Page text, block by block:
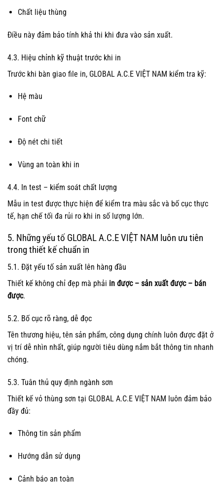
Chất liệu thùng
Điều này đảm bảo tính khả thi khi đưa vào sản xuất.
4.3. Hiệu chỉnh kỹ thuật trước khi in
Trước khi bàn giao file in, GLOBAL A.C.E VIỆT NAM kiểm tra kỹ:
Hệ màu
Font chữ
Độ nét chi tiết
Vùng an toàn khi in
4.4. In test – kiểm soát chất lượng
Mẫu in test được thực hiện để kiểm tra màu sắc và bố cục thực
tế, hạn chế tối đa rủi ro khi in số lượng lớn.
5. Những yếu tố GLOBAL A.C.E VIỆT NAM luôn ưu tiên
trong thiết kế chuẩn in
5.1. Đặt yếu tố sản xuất lên hàng đầu
Thiết kế không chỉ đẹp mà phải in được – sản xuất được – bán
được.
5.2. Bố cục rõ ràng, dễ đọc
Tên thương hiệu, tên sản phẩm, công dụng chính luôn được đặt ở
vị trí dễ nhìn nhất, giúp người tiêu dùng nắm bắt thông tin nhanh
chóng.
5.3. Tuân thủ quy định ngành sơn
Thiết kế vỏ thùng sơn tại GLOBAL A.C.E VIỆT NAM luôn đảm bảo
đầy đủ:
Thông tin sản phẩm
Hướng dẫn sử dụng
Cảnh báo an toàn